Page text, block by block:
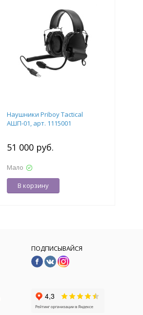
Наушники Priboy Tactical
АШП-01, арт. 1115001
51 000 руб.
Мало
В корзину
ПОДПИСЫВАЙСЯ